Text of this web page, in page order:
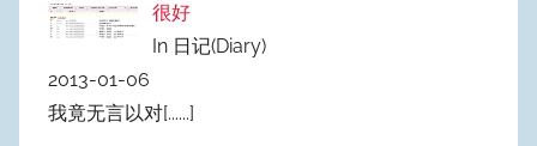
很好
In 日记(Diary)
2013-01-06
我竟无言以对[......]